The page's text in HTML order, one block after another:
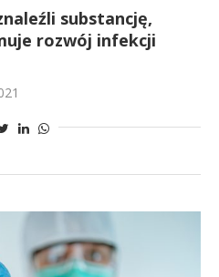
substancję,
rozwój infekcji